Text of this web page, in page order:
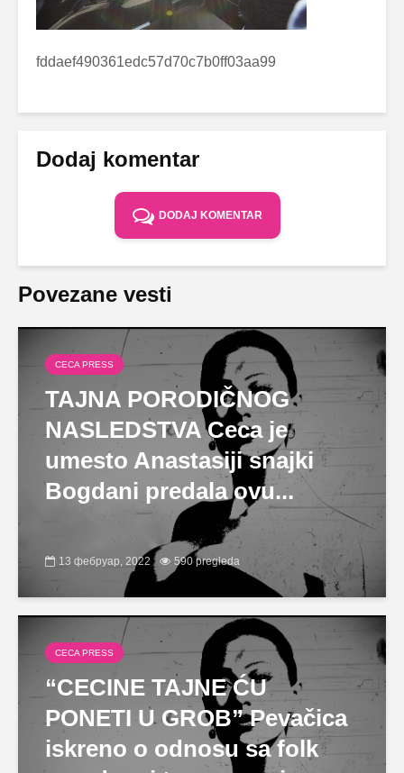
fddaef490361edc57d70c7b0ff03aa99
Dodaj komentar
DODAJ KOMENTAR
Povezane vesti
CECA PRESS
TAJNA PORODIČNOG
NASLEDSTVA Ceca je
umesto Anastasiji snajki
Bogdani predala ovu...
13 фебруар, 2022 590 pregleda
CECA PRESS
“CECINE TAJNE ĆU
PONETI U GROB” Pevačica
iskreno o odnosu sa folk